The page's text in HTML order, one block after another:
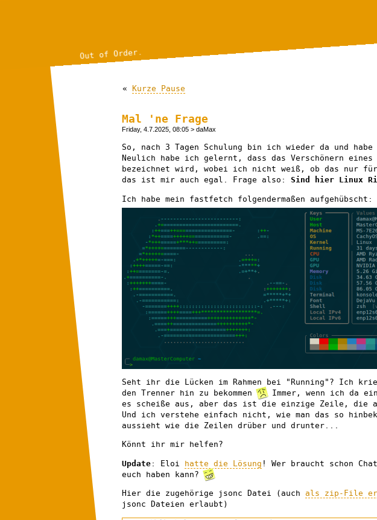
Out of Order.
« Kurze Pause
Mal 'ne Frage
Friday, 4.7.2025, 08:05 > daMax
So, nach 3 Tagen Schulung bin ich wieder da und
Neulich habe ich gelernt, dass das Verschönern
bezeichnet wird, wobei ich nicht weiß, ob das nur
das ist mir auch egal. Frage also: Sind hier Linux
Ich habe mein fastfetch folgendermaßen aufgehübscht:
Seht ihr die Lücken im Rahmen bei "Running"? Ich
den Trenner hin zu bekommen
Immer, wenn ich da
es scheiße aus, aber das ist die einzige Zeile, die
Und ich verstehe einfach nicht, wie man das so
aussieht wie die Zeilen drüber und drunter...
Könnt ihr mir helfen?
Update : Eloi hatte die Lösung ! Wer braucht schon
euch haben kann?
Hier die zugehörige jsonc Datei (auch als zip-File
jsonc Dateien erlaubt)